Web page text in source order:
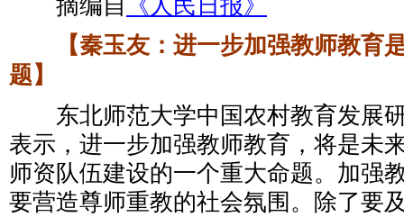
摘编自
《人民日报》
【秦玉友：进一步加强教师教育
题】
东北师范大学中国农村教育发展
表示，进一步加强教师教育，将是未
师资队伍建设的一个重大命题。加强
要营造尊师重教的社会氛围。除了要